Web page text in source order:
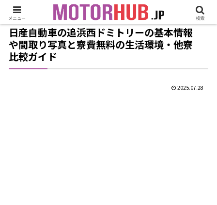
日産自動車の追浜西ドミトリーの基本情報
や間取り写真と寮費無料の生活環境・他寮
比較ガイド
2025.07.28
メニュー 検索